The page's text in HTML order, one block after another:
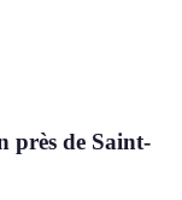
près de Saint-